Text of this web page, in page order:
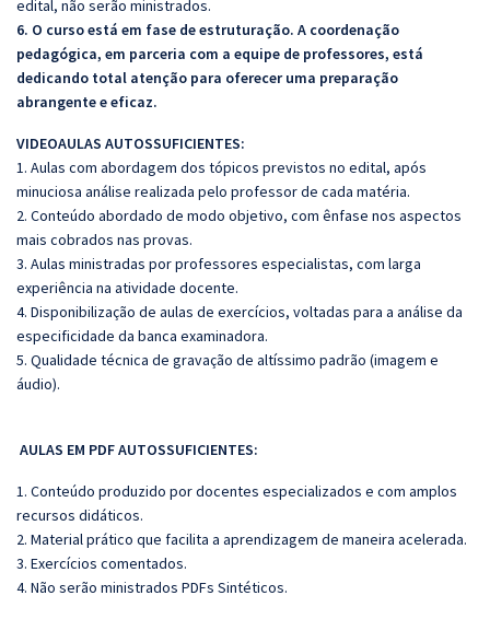
edital, não serão ministrados.
6. O curso está em fase de estruturação. A coordenação
pedagógica, em parceria com a equipe de professores, está
dedicando total atenção para oferecer uma preparação
abrangente e eficaz.
VIDEOAULAS AUTOSSUFICIENTES:
1. Aulas com abordagem dos tópicos previstos no edital, após
minuciosa análise realizada pelo professor de cada matéria.
2. Conteúdo abordado de modo objetivo, com ênfase nos aspectos
mais cobrados nas provas.
3. Aulas ministradas por professores especialistas, com larga
experiência na atividade docente.
4. Disponibilização de aulas de exercícios, voltadas para a análise da
especificidade da banca examinadora.
5. Qualidade técnica de gravação de altíssimo padrão (imagem e
áudio).
AULAS EM PDF AUTOSSUFICIENTES:
1. Conteúdo produzido por docentes especializados e com amplos
recursos didáticos.
2. Material prático que facilita a aprendizagem de maneira acelerada.
3. Exercícios comentados.
4. Não serão ministrados PDFs Sintéticos.